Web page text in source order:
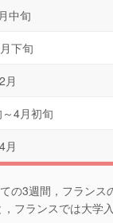
中旬
下旬
2月
4月初旬
4月
の3週間，フラン
フランスでは大学